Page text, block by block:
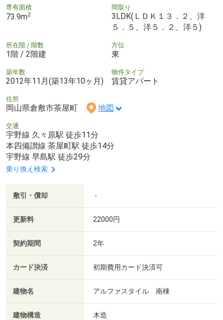
専有面積
73.9m2
間取り
3LDK(ＬＤＫ１３．２、洋
５．５、洋５．２、洋５)
所在階 / 階数
1階 / 2階建
方位
東
築年数
2012年11月(築13年10ヶ月)
物件タイプ
賃貸アパート
住所
岡山県倉敷市茶屋町 地図
交通
宇野線 久々原駅 徒歩11分
本四備讃線 茶屋町駅 徒歩14分
宇野線 早島駅 徒歩29分
乗り換え検索
敷引・償却 -
更新料 22000円
契約期間 2年
カード決済 初期費用カード決済可
建物名 アルファスタイル 南棟
建物構造 木造